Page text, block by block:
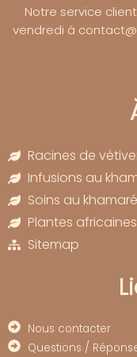
Notre service
vendredi à
Racines de
Infusions au
Soins au khamaré
Plantes africaines
Sitemap
Nous contacter
Questions /